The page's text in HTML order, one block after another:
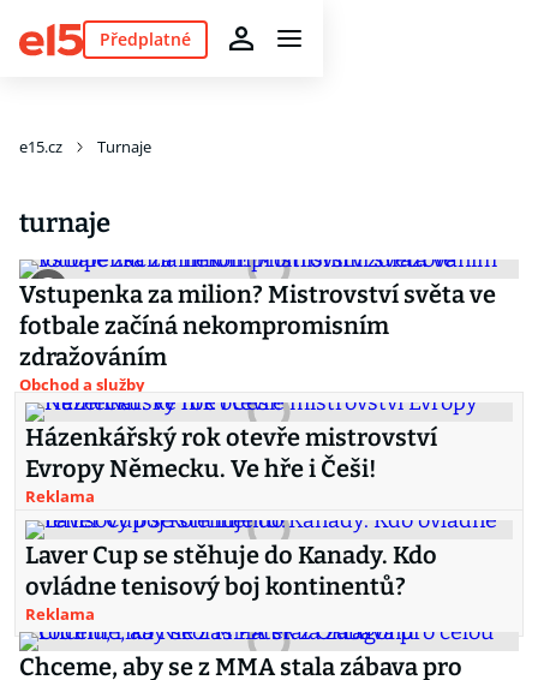
Předplatné
e15.cz Turnaje
turnaje
Vstupenka za milion? Mistrovství světa ve
fotbale začíná nekompromisním
zdražováním
Obchod a služby
Házenkářský rok otevře mistrovství
Evropy Německu. Ve hře i Češi!
Reklama
Laver Cup se stěhuje do Kanady. Kdo
ovládne tenisový boj kontinentů?
Reklama
Chceme, aby se z MMA stala zábava pro